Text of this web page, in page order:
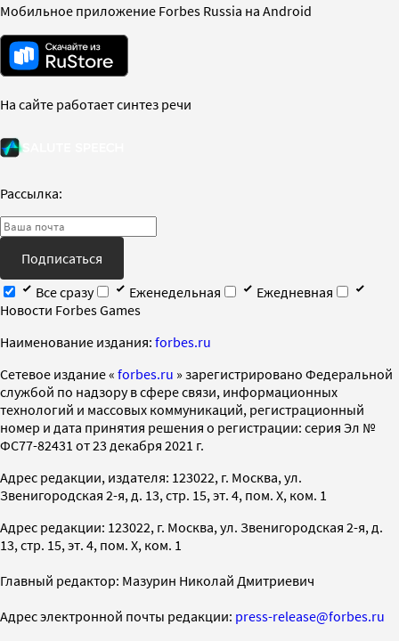
Мобильное приложение Forbes Russia на Android
На сайте работает синтез речи
Рассылка:
Подписаться
Все сразу
Еженедельная
Ежедневная
Новости Forbes Games
Наименование издания: forbes.ru
Cетевое издание « forbes.ru » зарегистрировано Федеральной
службой по надзору в сфере связи, информационных
технологий и массовых коммуникаций, регистрационный
номер и дата принятия решения о регистрации: серия Эл №
ФС77-82431 от 23 декабря 2021 г.
Адрес редакции, издателя: 123022, г. Москва, ул.
Звенигородская 2-я, д. 13, стр. 15, эт. 4, пом. X, ком. 1
Адрес редакции: 123022, г. Москва, ул. Звенигородская 2-я, д.
13, стр. 15, эт. 4, пом. X, ком. 1
Главный редактор: Мазурин Николай Дмитриевич
Адрес электронной почты редакции: press-release@forbes.ru